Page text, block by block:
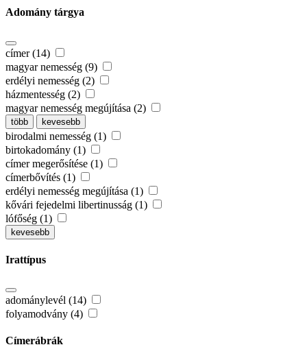
Adomány tárgya
címer (14)
magyar nemesség (9)
erdélyi nemesség (2)
házmentesség (2)
magyar nemesség megújítása (2)
több kevesebb
birodalmi nemesség (1)
birtokadomány (1)
címer megerősítése (1)
címerbővítés (1)
erdélyi nemesség megújítása (1)
kővári fejedelmi libertinusság (1)
lófőség (1)
kevesebb
Irattípus
adománylevél (14)
folyamodvány (4)
Címerábrák